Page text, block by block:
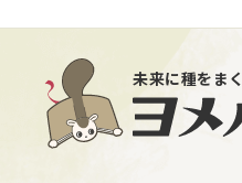
未来に種をまく